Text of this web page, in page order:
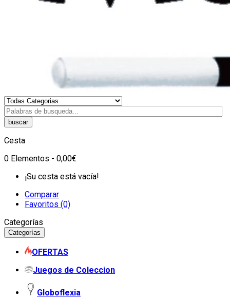
buscar
Cesta
0 Elementos - 0,00€
¡Su cesta está vacía!
Comparar
Favoritos (0)
Categorías
Categorías
OFERTAS
Juegos de Coleccion
Globoflexia